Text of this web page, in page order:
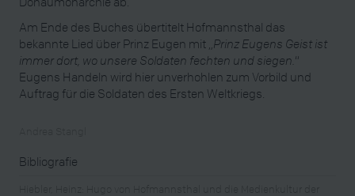
Am Ende des Buches übertitelt Hofmannsthal das
bekannte Lied über Prinz Eugen mit „ Prinz Eugens Geist ist
immer dort, wo unsere Soldaten fechten und siegen. “
Eugens Handeln wird hier unverhohlen zum Vorbild und
Auftrag für die Soldaten des Ersten Weltkriegs.
Bibliografie